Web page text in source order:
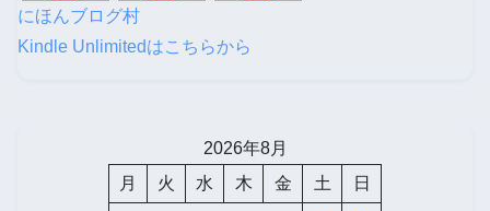
にほんブログ村
Kindle Unlimitedはこちらから
2026年8月
月
火 水 木 金 土 日